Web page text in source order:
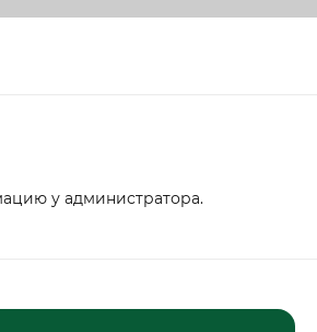
у администратора.